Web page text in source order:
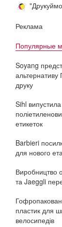
Реклама
Популярные
Soyang
альтернативу
друку
Sihl
етикеток
Barbieri
для нового
Виробництво
та Jaeggli
пластик для
велосипедів